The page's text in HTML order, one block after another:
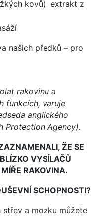
kovů), extrakt z
našich předků – pro
rakovinu a
funkcích, varuje
anglického
Protection Agency).
ŽE SE
VYSÍLAČŮ
RAKOVINA.
SCHOPNOSTI?
střev a mozku můžete